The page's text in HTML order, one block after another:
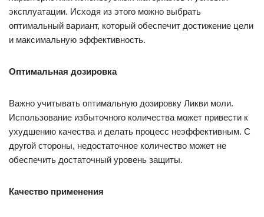
эксплуатации. Исходя из этого можно выбрать
оптимальный вариант, который обеспечит достижение цели
и максимальную эффективность.
Оптимальная дозировка
Важно учитывать оптимальную дозировку Ликви моли.
Использование избыточного количества может привести к
ухудшению качества и делать процесс неэффективным. С
другой стороны, недостаточное количество может не
обеспечить достаточный уровень защиты.
Качество применения